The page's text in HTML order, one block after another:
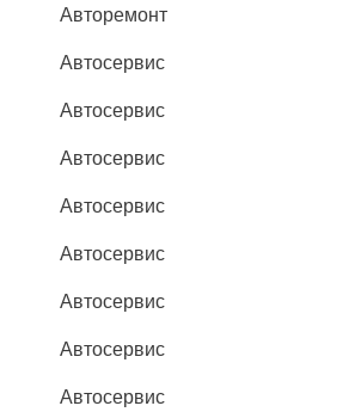
Авторемонт
Автосервис
Автосервис
Автосервис
Автосервис
Автосервис
Автосервис
Автосервис
Автосервис